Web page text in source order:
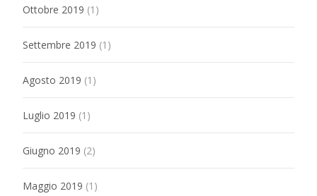
Ottobre 2019 (1)
Settembre 2019 (1)
Agosto 2019 (1)
Luglio 2019 (1)
Giugno 2019 (2)
Maggio 2019 (1)